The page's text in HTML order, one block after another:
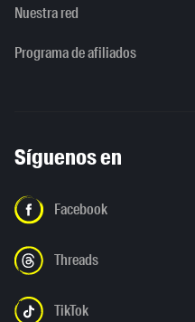
Nuestra red
Programa de afiliados
Síguenos en
Facebook
Threads
TikTok